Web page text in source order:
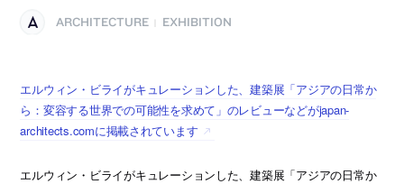
ARCHITECTURE EXHIBITION
エルウィン・ビライがキュレーションした、建築展「アジアの日常か
ら：変容する世界での可能性を求めて」のレビューなどがjapan-
architects.comに掲載されています
エルウィン・ビライがキュレーションした、建築展「アジアの日常か